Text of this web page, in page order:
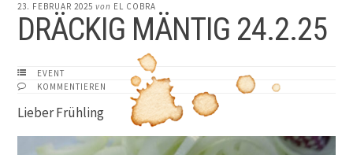
23. FEBRUAR 2025 von EL COBRA
DRÄCKIG MÄNTIG 24.2.25
EVENT
KOMMENTIEREN
Lieber Frühling